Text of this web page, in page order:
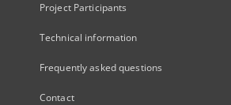
Project Participants
Technical information
Frequently asked questions
Contact